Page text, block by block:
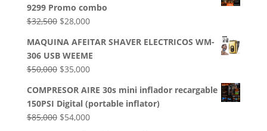
9299 Promo combo
$32,500 El
original
era:
$32,500.
$28,000El
actual
es:
$28,000.
MAQUINA AFEITAR SHAVER ELECTRICOS WM-
306 USB WEEME
$50,000 El
original
era:
$50,000.
$35,000El
actual
es:
$35,000.
COMPRESOR AIRE 30s mini inflador recargable
150PSI Digital (portable inflator)
$85,000 El
$54,000El